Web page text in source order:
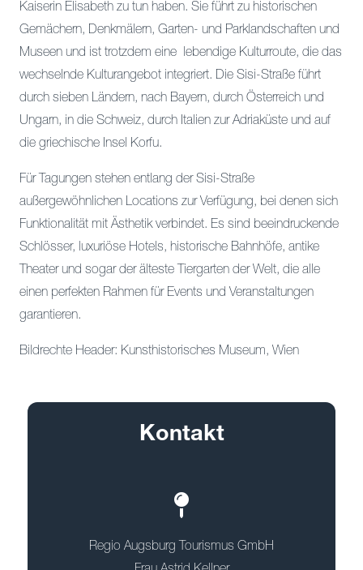
Kaiserin Elisabeth zu tun haben. Sie führt zu historischen
Gemächern, Denkmälern, Garten- und Parklandschaften und
Museen und ist trotzdem eine lebendige Kulturroute, die das
wechselnde Kulturangebot integriert. Die Sisi-Straße führt
durch sieben Ländern, nach Bayern, durch Österreich und
Ungarn, in die Schweiz, durch Italien zur Adriaküste und auf
die griechische Insel Korfu.
Für Tagungen stehen entlang der Sisi-Straße
außergewöhnlichen Locations zur Verfügung, bei denen sich
Funktionalität mit Ästhetik verbindet. Es sind beeindruckende
Schlösser, luxuriöse Hotels, historische Bahnhöfe, antike
Theater und sogar der älteste Tiergarten der Welt, die alle
einen perfekten Rahmen für Events und Veranstaltungen
garantieren.
Bildrechte Header: Kunsthistorisches Museum, Wien
Kontakt
Regio Augsburg Tourismus GmbH